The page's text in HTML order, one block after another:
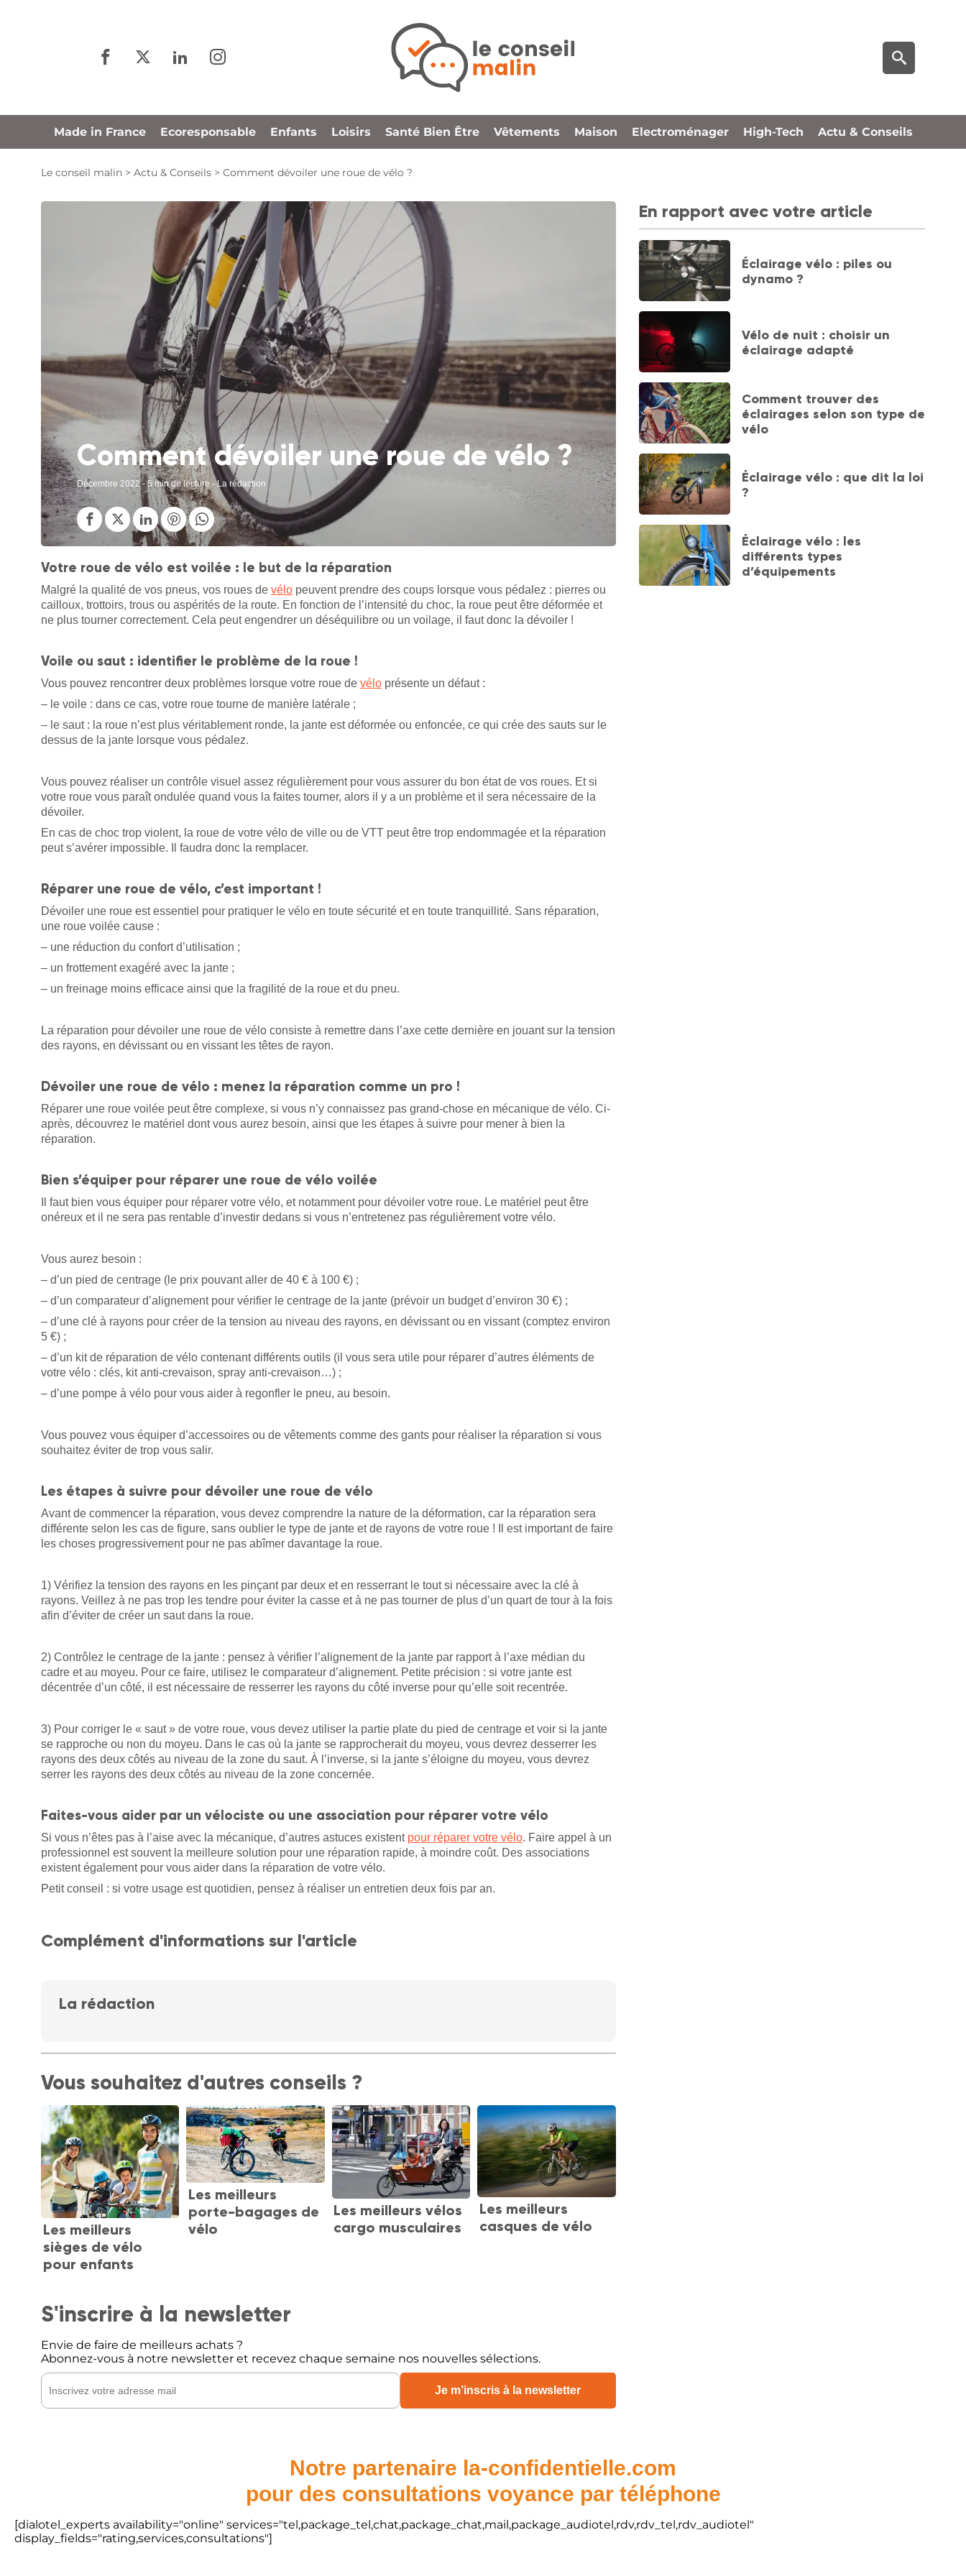
Made in France Ecoresponsable Enfants Loisirs Santé Bien Être Vêtements Maison Electroménager High-Tech Actu & Conseils
Le conseil malin > Actu & Conseils > Comment dévoiler une roue de vélo ?
Comment dévoiler une roue de vélo ?
Décembre 2022- 5 min de lecture - La rédaction
Votre roue de vélo est voilée : le but de la réparation
Malgré la qualité de vos pneus, vos roues de vélo peuvent prendre des coups lorsque vous pédalez : pierres ou
cailloux, trottoirs, trous ou aspérités de la route. En fonction de l’intensité du choc, la roue peut être déformée et
ne plus tourner correctement. Cela peut engendrer un déséquilibre ou un voilage, il faut donc la dévoiler !
Voile ou saut : identifier le problème de la roue !
Vous pouvez rencontrer deux problèmes lorsque votre roue de vélo présente un défaut :
– le voile : dans ce cas, votre roue tourne de manière latérale ;
– le saut : la roue n’est plus véritablement ronde, la jante est déformée ou enfoncée, ce qui crée des sauts sur le
dessus de la jante lorsque vous pédalez.
Vous pouvez réaliser un contrôle visuel assez régulièrement pour vous assurer du bon état de vos roues. Et si
votre roue vous paraît ondulée quand vous la faites tourner, alors il y a un problème et il sera nécessaire de la
dévoiler.
En cas de choc trop violent, la roue de votre vélo de ville ou de VTT peut être trop endommagée et la réparation
peut s’avérer impossible. Il faudra donc la remplacer.
Réparer une roue de vélo, c’est important !
Dévoiler une roue est essentiel pour pratiquer le vélo en toute sécurité et en toute tranquillité. Sans réparation,
une roue voilée cause :
– une réduction du confort d’utilisation ;
– un frottement exagéré avec la jante ;
– un freinage moins efficace ainsi que la fragilité de la roue et du pneu.
La réparation pour dévoiler une roue de vélo consiste à remettre dans l’axe cette dernière en jouant sur la tension
des rayons, en dévissant ou en vissant les têtes de rayon.
Dévoiler une roue de vélo : menez la réparation comme un pro !
Réparer une roue voilée peut être complexe, si vous n’y connaissez pas grand-chose en mécanique de vélo. Ci-
après, découvrez le matériel dont vous aurez besoin, ainsi que les étapes à suivre pour mener à bien la
réparation.
Bien s’équiper pour réparer une roue de vélo voilée
Il faut bien vous équiper pour réparer votre vélo, et notamment pour dévoiler votre roue. Le matériel peut être
onéreux et il ne sera pas rentable d’investir dedans si vous n’entretenez pas régulièrement votre vélo.
Vous aurez besoin :
– d’un pied de centrage (le prix pouvant aller de 40 € à 100 €) ;
– d’un comparateur d’alignement pour vérifier le centrage de la jante (prévoir un budget d’environ 30 €) ;
– d’une clé à rayons pour créer de la tension au niveau des rayons, en dévissant ou en vissant (comptez environ
5 €) ;
– d’un kit de réparation de vélo contenant différents outils (il vous sera utile pour réparer d’autres éléments de
votre vélo : clés, kit anti-crevaison, spray anti-crevaison…) ;
– d’une pompe à vélo pour vous aider à regonfler le pneu, au besoin.
Vous pouvez vous équiper d’accessoires ou de vêtements comme des gants pour réaliser la réparation si vous
souhaitez éviter de trop vous salir.
Les étapes à suivre pour dévoiler une roue de vélo
Avant de commencer la réparation, vous devez comprendre la nature de la déformation, car la réparation sera
différente selon les cas de figure, sans oublier le type de jante et de rayons de votre roue ! Il est important de faire
les choses progressivement pour ne pas abîmer davantage la roue.
1) Vérifiez la tension des rayons en les pinçant par deux et en resserrant le tout si nécessaire avec la clé à
rayons. Veillez à ne pas trop les tendre pour éviter la casse et à ne pas tourner de plus d’un quart de tour à la fois
afin d’éviter de créer un saut dans la roue.
2) Contrôlez le centrage de la jante : pensez à vérifier l’alignement de la jante par rapport à l’axe médian du
cadre et au moyeu. Pour ce faire, utilisez le comparateur d’alignement. Petite précision : si votre jante est
décentrée d’un côté, il est nécessaire de resserrer les rayons du côté inverse pour qu’elle soit recentrée.
3) Pour corriger le « saut » de votre roue, vous devez utiliser la partie plate du pied de centrage et voir si la jante
se rapproche ou non du moyeu. Dans le cas où la jante se rapprocherait du moyeu, vous devrez desserrer les
rayons des deux côtés au niveau de la zone du saut. À l’inverse, si la jante s’éloigne du moyeu, vous devrez
serrer les rayons des deux côtés au niveau de la zone concernée.
Faites-vous aider par un vélociste ou une association pour réparer votre vélo
Si vous n’êtes pas à l’aise avec la mécanique, d’autres astuces existent pour réparer votre vélo. Faire appel à un
professionnel est souvent la meilleure solution pour une réparation rapide, à moindre coût. Des associations
existent également pour vous aider dans la réparation de votre vélo.
Petit conseil : si votre usage est quotidien, pensez à réaliser un entretien deux fois par an.
Complément d'informations sur l'article
La rédaction
Vous souhaitez d'autres conseils ?
Les meilleurs
sièges de vélo
pour enfants
Les meilleurs
porte-bagages de
vélo
Les meilleurs vélos
cargo musculaires
Les meilleurs
casques de vélo
S'inscrire à la newsletter
Envie de faire de meilleurs achats ?
Abonnez-vous à notre newsletter et recevez chaque semaine nos nouvelles sélections.
En rapport avec votre article
Éclairage vélo : piles ou
dynamo ?
Vélo de nuit : choisir un
éclairage adapté
Comment trouver des
éclairages selon son type de
vélo
Éclairage vélo : que dit la loi
?
Éclairage vélo : les
différents types
d’équipements
Notre partenaire la-confidentielle.com
pour des consultations voyance par téléphone
[dialotel_experts availability="online" services="tel,package_tel,chat,package_chat,mail,package_audiotel,rdv,rdv_tel,rdv_audiotel"
display_fields="rating,services,consultations"]